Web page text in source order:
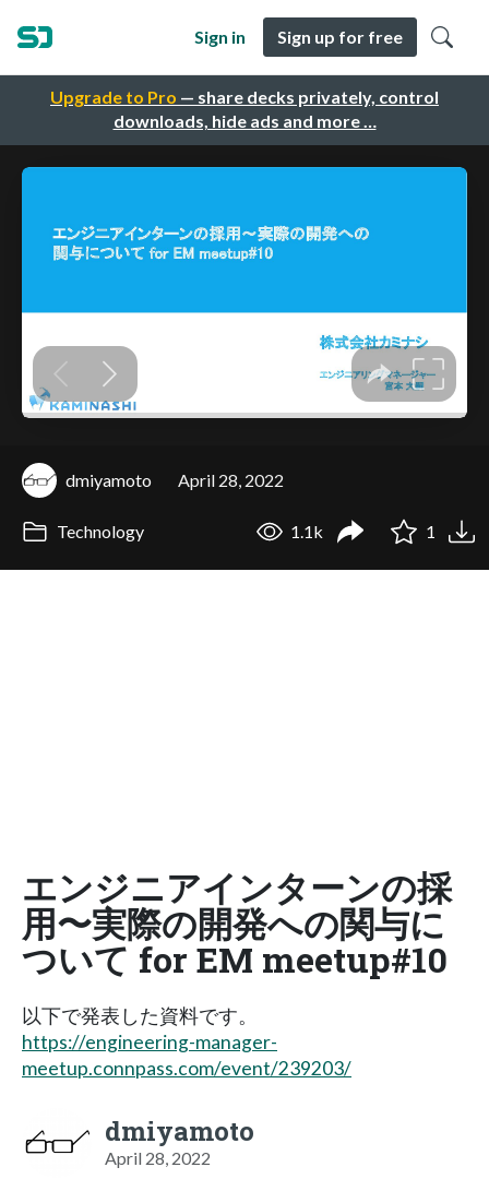
Upgrade to Pro — share decks privately, control
downloads, hide ads and more …
Sign in Sign up for free
dmiyamoto April 28, 2022
Technology 1.1k 1
エンジニアインターンの採
用〜実際の開発への関与に
ついて for EM meetup#10
以下で発表した資料です。
https://engineering-manager-
meetup.connpass.com/event/239203/
dmiyamoto
April 28, 2022